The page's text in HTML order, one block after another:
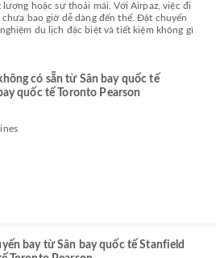
hoặc sự thoải mái. Với Airpaz, việc đi
bao giờ dễ dàng đến thế. Đặt chuyến
du lịch đặc biệt và tiết kiệm không gì
có sẵn từ Sân bay quốc tế
quốc tế Toronto Pearson
bay từ Sân bay quốc tế Stanfield